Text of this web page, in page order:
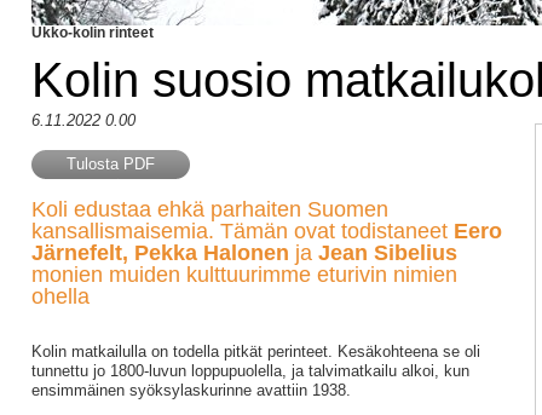
Ukko-kolin rinteet
Kolin suosio
6.11.2022 0.00
Tulosta PDF
Koli edustaa ehkä parhaiten Suomen
kansallismaisemia. Tämän ovat todistaneet Eero
Järnefelt, Pekka Halonen ja Jean Sibelius
monien muiden kulttuurimme eturivin nimien
ohella
Kolin matkailulla on todella pitkät perinteet. Kesäkohteena se oli
tunnettu jo 1800-luvun loppupuolella, ja talvimatkailu alkoi, kun
ensimmäinen syöksylaskurinne avattiin 1938.